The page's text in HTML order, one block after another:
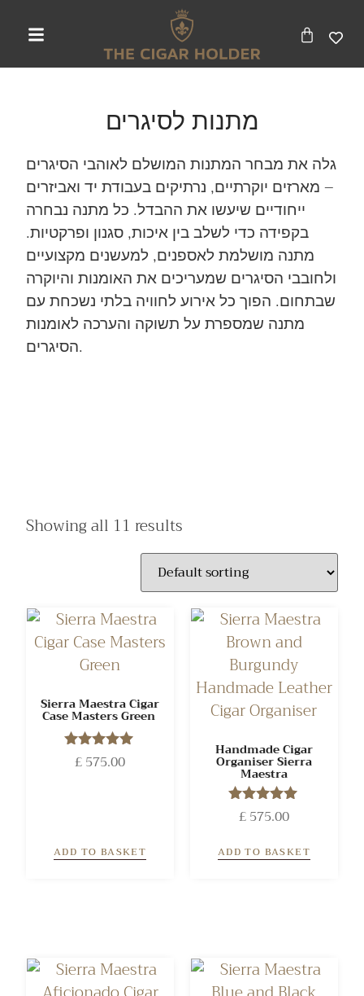
מתנות לסיגרים
גלה את מבחר המתנות המושלם לאוהבי הסיגרים
– מארזים יוקרתיים, נרתיקים בעבודת יד ואביזרים
ייחודיים שיעשו את ההבדל. כל מתנה נבחרה
בקפידה כדי לשלב בין איכות, סגנון ופרקטיות.
מתנה מושלמת לאספנים, למעשנים מקצועיים
ולחובבי הסיגרים שמעריכים את האומנות והיוקרה
שבתחום. הפוך כל אירוע לחוויה בלתי נשכחת עם
מתנה שמספרת על תשוקה והערכה לאומנות
הסיגרים.
Showing all 11 results
Sierra Maestra Cigar
Case Masters Green
Rated
5.00
£575.00
ADD TO BASKET
Handmade Cigar
Organiser Sierra
Maestra
Rated
5.00
£575.00
ADD TO BASKET